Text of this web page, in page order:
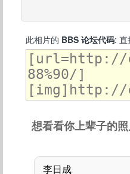
此相片的 BBS 论坛代码: 直
想看看你上辈子的